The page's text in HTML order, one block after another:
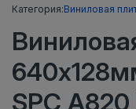
Категория:Виниловая
SPC A820